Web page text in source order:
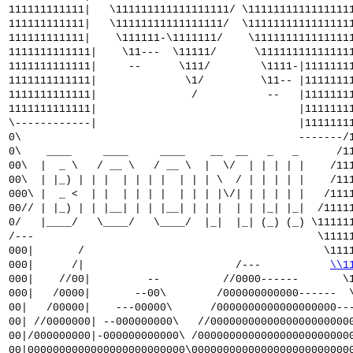
111111111111| \111111111111111111/
111111111111| \11111111111111111/
111111111111| \111111-\1111111/
1111111111111| \11--- \11111/
1111111111111| -- \111/ \1111-
1111111111111| \1/ \11--
1111111111111| / --
1111111111111|
\------------|
0\ -------/
0\ ____ ____ ____ __ __ _ _ /
00\ | _ \ / __ \ / __ \ | \/ | | | | | /
00\ | |_) | | | | | | | | | | \ / | | | | | /
000\ | _ < | | | | | | | | | |\/| | | | | | /
00// | |_) | | |__| | | |__| | | | | | |_| |_| /
0/ |____/ \____/ \____/ |_| |_| (_) (_)
/---
000| /
000| /| /---
000| //00| -- //0000------
000| /0000| --00\ /000000000000------
00| /00000| ---00000\ /
00| //0000000| --000000000\ //
00|/000000000|-000000000000\ /